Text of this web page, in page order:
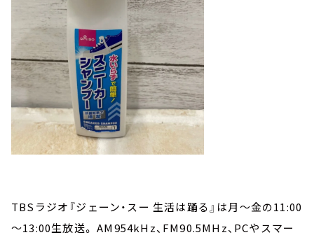
TBSラジオ『ジェーン・スー 生活は踊る』は月～金の11:00
～13:00生放送。 AM954kHz、FM90.5MHz、PCやスマー